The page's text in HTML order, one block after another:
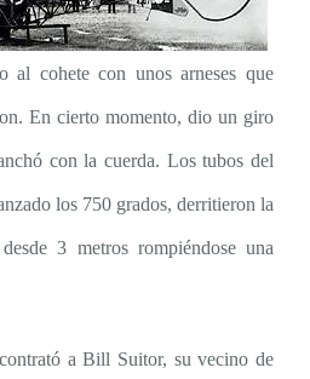
al cohete con unos arneses que
En cierto momento, dio un giro
con la cuerda. Los tubos del
los 750 grados, derritieron la
3 metros rompiéndose una
a Bill Suitor, su vecino de